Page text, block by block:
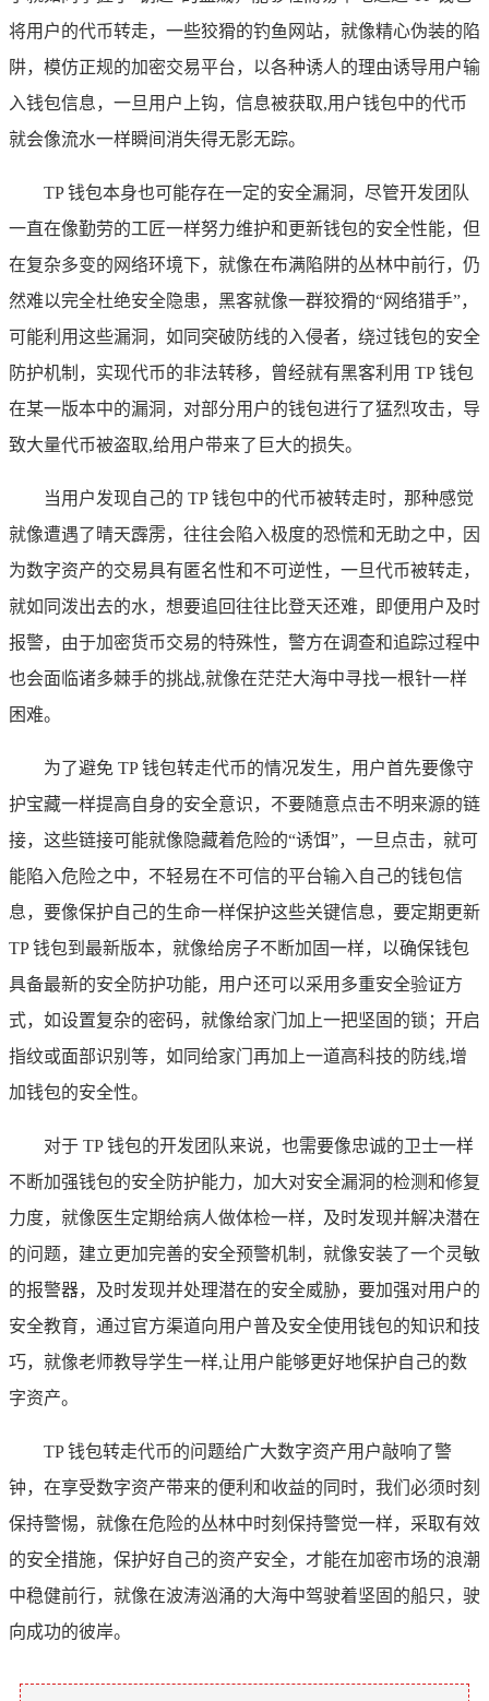
将用户的代币转走，一些狡猾的钓鱼网站，就像精心伪装的陷
阱，模仿正规的加密交易平台，以各种诱人的理由诱导用户输
入钱包信息，一旦用户上钩，信息被获取,用户钱包中的代币
就会像流水一样瞬间消失得无影无踪。
TP 钱包本身也可能存在一定的安全漏洞，尽管开发团队
一直在像勤劳的工匠一样努力维护和更新钱包的安全性能，但
在复杂多变的网络环境下，就像在布满陷阱的丛林中前行，仍
然难以完全杜绝安全隐患，黑客就像一群狡猾的“网络猎手”，
可能利用这些漏洞，如同突破防线的入侵者，绕过钱包的安全
防护机制，实现代币的非法转移，曾经就有黑客利用 TP 钱包
在某一版本中的漏洞，对部分用户的钱包进行了猛烈攻击，导
致大量代币被盗取,给用户带来了巨大的损失。
当用户发现自己的 TP 钱包中的代币被转走时，那种感觉
就像遭遇了晴天霹雳，往往会陷入极度的恐慌和无助之中，因
为数字资产的交易具有匿名性和不可逆性，一旦代币被转走，
就如同泼出去的水，想要追回往往比登天还难，即便用户及时
报警，由于加密货币交易的特殊性，警方在调查和追踪过程中
也会面临诸多棘手的挑战,就像在茫茫大海中寻找一根针一样
困难。
为了避免 TP 钱包转走代币的情况发生，用户首先要像守
护宝藏一样提高自身的安全意识，不要随意点击不明来源的链
接，这些链接可能就像隐藏着危险的“诱饵”，一旦点击，就可
能陷入危险之中，不轻易在不可信的平台输入自己的钱包信
息，要像保护自己的生命一样保护这些关键信息，要定期更新
TP 钱包到最新版本，就像给房子不断加固一样，以确保钱包
具备最新的安全防护功能，用户还可以采用多重安全验证方
式，如设置复杂的密码，就像给家门加上一把坚固的锁；开启
指纹或面部识别等，如同给家门再加上一道高科技的防线,增
加钱包的安全性。
对于 TP 钱包的开发团队来说，也需要像忠诚的卫士一样
不断加强钱包的安全防护能力，加大对安全漏洞的检测和修复
力度，就像医生定期给病人做体检一样，及时发现并解决潜在
的问题，建立更加完善的安全预警机制，就像安装了一个灵敏
的报警器，及时发现并处理潜在的安全威胁，要加强对用户的
安全教育，通过官方渠道向用户普及安全使用钱包的知识和技
巧，就像老师教导学生一样,让用户能够更好地保护自己的数
字资产。
TP 钱包转走代币的问题给广大数字资产用户敲响了警
钟，在享受数字资产带来的便利和收益的同时，我们必须时刻
保持警惕，就像在危险的丛林中时刻保持警觉一样，采取有效
的安全措施，保护好自己的资产安全，才能在加密市场的浪潮
中稳健前行，就像在波涛汹涌的大海中驾驶着坚固的船只，驶
向成功的彼岸。